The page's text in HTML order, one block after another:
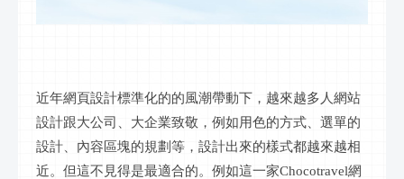
近年網頁設計標準化的的風潮帶動下，越來越多人網站
設計跟大公司、大企業致敬，例如用色的方式、選單的
設計、內容區塊的規劃等，設計出來的樣式都越來越相
近。但這不見得是最適合的。例如這一家Chocotravel網